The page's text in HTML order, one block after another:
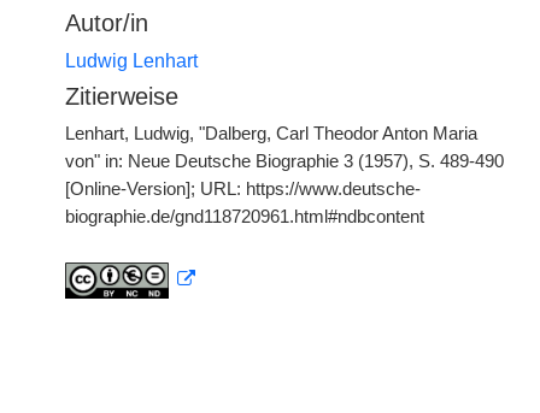
Autor/in
Ludwig Lenhart
Zitierweise
Lenhart, Ludwig, "Dalberg, Carl Theodor Anton Maria
von" in: Neue Deutsche Biographie 3 (1957), S. 489-490
[Online-Version]; URL: https://www.deutsche-
biographie.de/gnd118720961.html#ndbcontent